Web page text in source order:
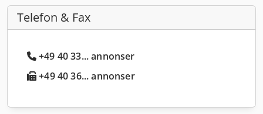
Telefon & Fax
+49 40 33... annonser
+49 40 36... annonser